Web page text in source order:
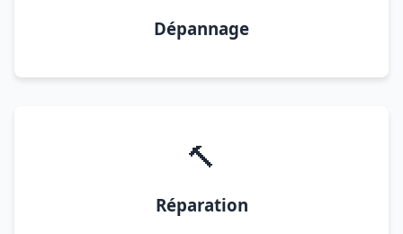
Dépannage
🔨
Réparation